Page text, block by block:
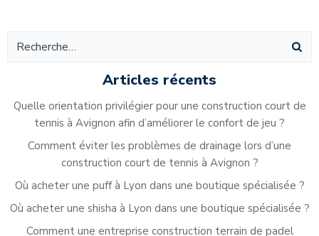
Articles récents
Quelle orientation privilégier pour une construction court de
tennis à Avignon afin d’améliorer le confort de jeu ?
Comment éviter les problèmes de drainage lors d’une
construction court de tennis à Avignon ?
Où acheter une puff à Lyon dans une boutique spécialisée ?
Où acheter une shisha à Lyon dans une boutique spécialisée ?
Comment une entreprise construction terrain de padel